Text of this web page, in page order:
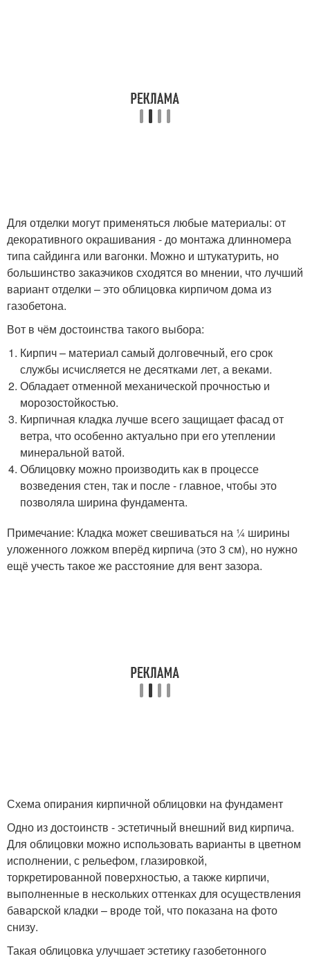
Для отделки могут применяться любые материалы: от
декоративного окрашивания - до монтажа длинномера
типа сайдинга или вагонки. Можно и штукатурить, но
большинство заказчиков сходятся во мнении, что лучший
вариант отделки – это облицовка кирпичом дома из
газобетона.
Вот в чём достоинства такого выбора:
Кирпич – материал самый долговечный, его срок
службы исчисляется не десятками лет, а веками.
Обладает отменной механической прочностью и
морозостойкостью.
Кирпичная кладка лучше всего защищает фасад от
ветра, что особенно актуально при его утеплении
минеральной ватой.
Облицовку можно производить как в процессе
возведения стен, так и после - главное, чтобы это
позволяла ширина фундамента.
Примечание: Кладка может свешиваться на ¼ ширины
уложенного ложком вперёд кирпича (это 3 см), но нужно
ещё учесть такое же расстояние для вент зазора.
Схема опирания кирпичной облицовки на фундамент
Одно из достоинств - эстетичный внешний вид кирпича.
Для облицовки можно использовать варианты в цветном
исполнении, с рельефом, глазировкой,
торкретированной поверхностью, а также кирпичи,
выполненные в нескольких оттенках для осуществления
баварской кладки – вроде той, что показана на фото
снизу.
Такая облицовка улучшает эстетику газобетонного